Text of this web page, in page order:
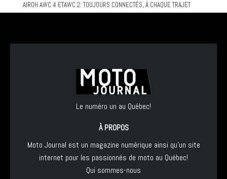
AIROH AWC 4 ETAWC 2: TOUJOURS CONNECTÉS, À CHAQUE TRAJET
Le numéro un au Québec!
À PROPOS
Moto Journal est un magazine numérique ainsi qu'un site
internet pour les passionnés de moto au Québec!
Qui sommes-nous